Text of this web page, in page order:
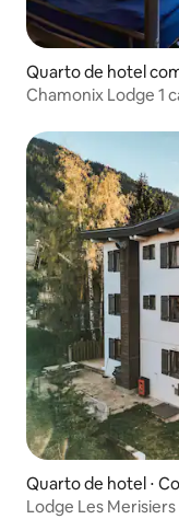
Quarto de hotel
Chamonix Lodge 1
Quarto de hotel ⋅
Lodge Les